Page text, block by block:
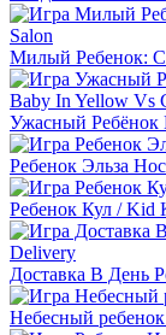
Милый Ребенок:
Ужасный
Ребенок Эльза
Ребенок Кул / Kid
Доставка В День
Небесный